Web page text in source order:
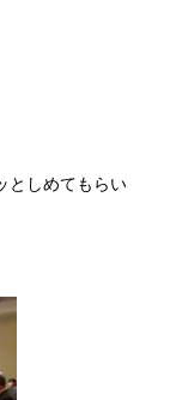
としめてもらい